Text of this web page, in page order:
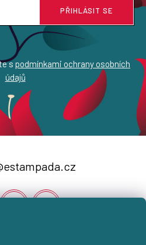
s podmínkami ochrany osobních
údajů
PŘIHLÁSIT SE
estampada.cz